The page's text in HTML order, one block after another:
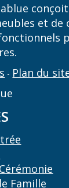
et de
- Plan du
Famille